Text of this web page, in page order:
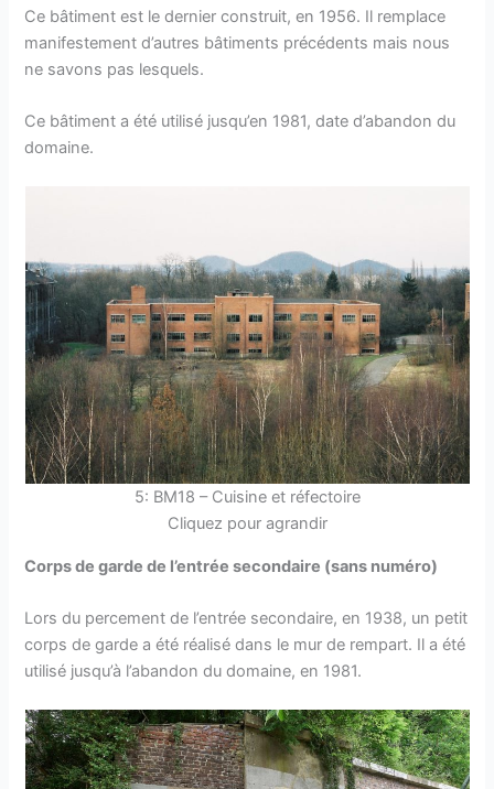
Ce bâtiment est le dernier construit, en 1956. Il remplace
manifestement d’autres bâtiments précédents mais nous
ne savons pas lesquels.
Ce bâtiment a été utilisé jusqu’en 1981, date d’abandon du
domaine.
5: BM18 – Cuisine et réfectoire
Cliquez pour agrandir
Corps de garde de l’entrée secondaire (sans numéro)
Lors du percement de l’entrée secondaire, en 1938, un petit
corps de garde a été réalisé dans le mur de rempart. Il a été
utilisé jusqu’à l’abandon du domaine, en 1981.